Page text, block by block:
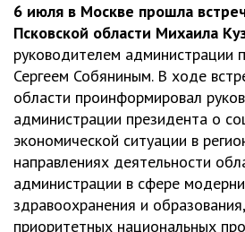
6 июля в Москве прошла
Псковской области Михаила
руководителем администрации
Сергеем Собяниным. В ходе
области проинформировал
администрации президента о
экономической ситуации в
направлениях деятельности
администрации в сфере
здравоохранения и
приоритетных национальных